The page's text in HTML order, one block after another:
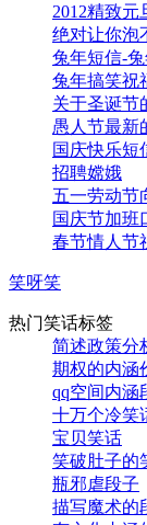
2012精致元
绝对让你泡
兔年短信-
兔年搞笑祝
关于圣诞节
愚人节最新
国庆快乐短
招聘嫦娥
五一劳动节
国庆节加班
春节情人节
笑呀笑
热门笑话标签
简述政策分
期权的内涵
qq空间内涵
十万个冷笑
宝贝笑话
笑破肚子的
瓶邪虐段子
描写魔术的